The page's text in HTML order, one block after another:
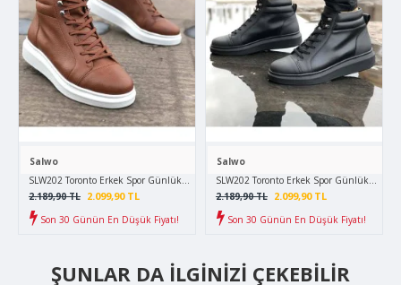
Salwo
SLW202 Toronto Erkek Spor Günlük Bağcıklı Cilt Bot CBT - Taba
2.099,90 TL
2.189,90 TL
Son 30 Günün En Düşük Fiyatı!
Salwo
SLW202 Toronto Erkek Spor Günlük
2.099,90 TL
2.189,90 TL
Son 30 Günün En Düşük Fiyatı!
ŞUNLAR DA İLGINIZI ÇEKEBILIR